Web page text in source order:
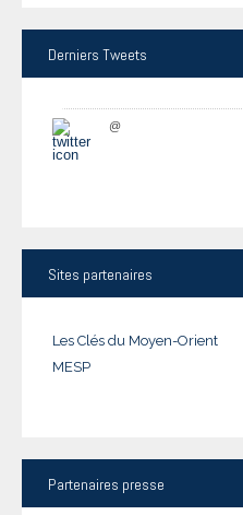
Derniers Tweets
@
Sites partenaires
Les Clés du Moyen-Orient
MESP
Partenaires presse